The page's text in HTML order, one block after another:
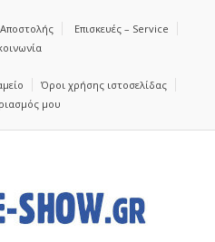
Επισκευές – Service
Όροι χρήσης ιστοσελίδας
μου